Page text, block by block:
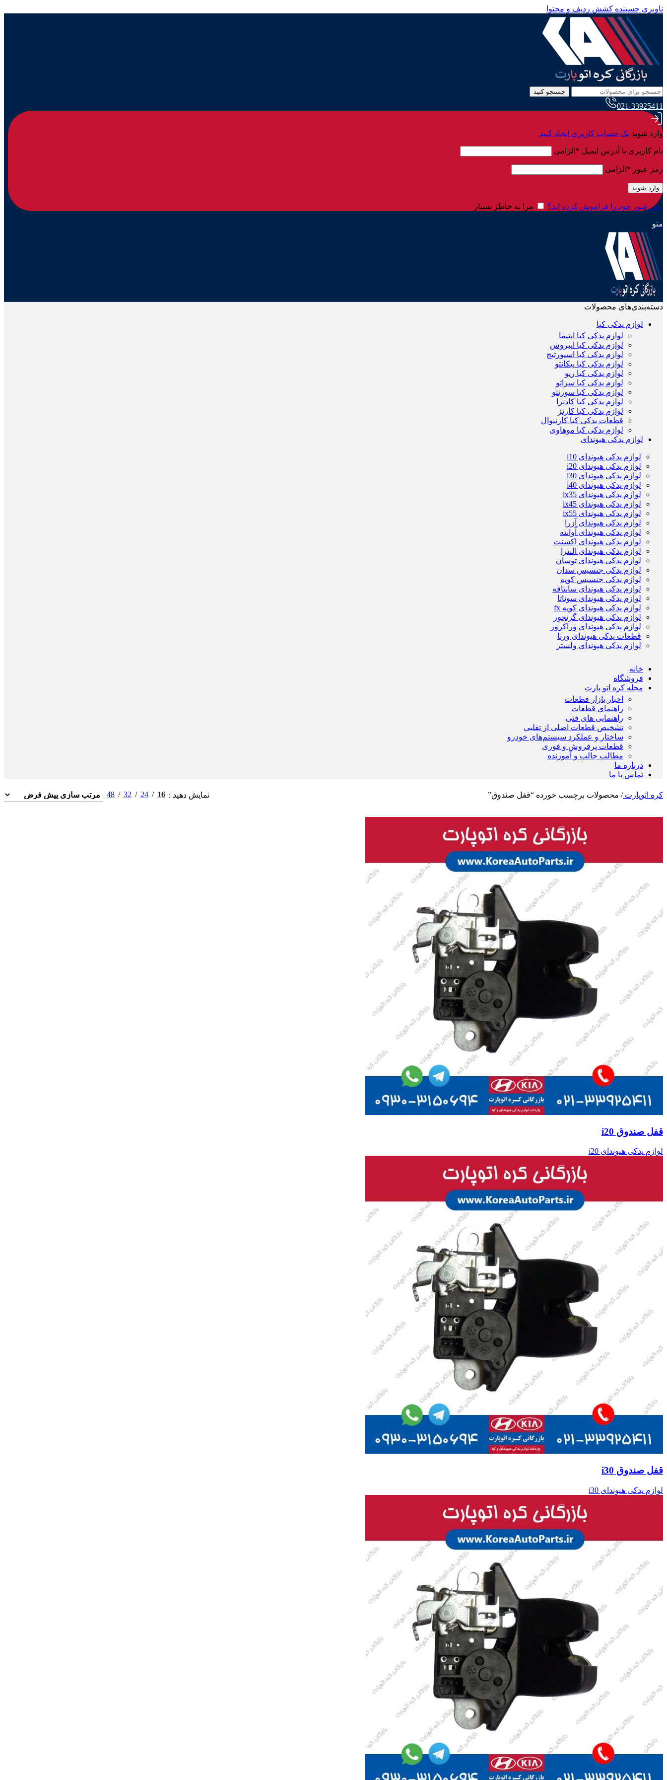
ناوبری چسبنده کشش ردیف و محتوا
جستجو کنید
021-33925411
وارد شوید یک حساب کاربری ایجاد کنید
نام کاربری یا آدرس ایمیل * الزامی
رمز عبور * الزامی
وارد شوید
رمز عبور خود را فراموش کرده اید؟ مرا به خاطر بسپار
منو
دسته‌بندی‌های محصولات
لوازم یدکی کیا
لوازم یدکی کیا اپتیما
لوازم یدکی کیا اپیروس
لوازم یدکی کیا اسپورتیج
لوازم یدکی کیا پیکانتو
لوازم یدکی کیا ریو
لوازم یدکی کیا سراتو
لوازم یدکی کیا سورنتو
لوازم یدکی کیا کادنزا
لوازم یدکی کیا کارنز
قطعات یدکی کیا کارنیوال
لوازم یدکی کیا موهاوی
لوازم یدکی هیوندای
لوازم یدکی هیوندای i10
لوازم یدکی هیوندای i20
لوازم یدکی هیوندای i30
لوازم یدکی هیوندای i40
لوازم یدکی هیوندای ix35
لوازم یدکی هیوندای ix45
لوازم یدکی هیوندای ix55
لوازم یدکی هیوندای آزرا
لوازم یدکی هیوندای آوانته
لوازم یدکی هیوندای اکسنت
لوازم یدکی هیوندای النترا
لوازم یدکی هیوندای توسان
لوازم یدکی جنسیس سدان
لوازم یدکی جنسیس کوپه
لوازم یدکی هیوندای سانتافه
لوازم یدکی هیوندای سوناتا
لوازم یدکی هیوندای کوپه fx
لوازم یدکی هیوندای گرنجور
لوازم یدکی هیوندای وراکروز
قطعات یدکی هیوندای ورنا
لوازم یدکی هیوندای ولستر
خانه
فروشگاه
مجله کره اتو پارت
اخبار بازار قطعات
راهنمای قطعات
راهنمایی های فنی
تشخیص قطعات اصلی از تقلبی
ساختار و عملکرد سیستم‌های خودرو
قطعات پرفروش و فوری
مطالب جالب و آموزنده
درباره ما
تماس با ما
کره اتوپارت/ محصولات برچسب خورده “قفل صندوق” نمایش دهید 16
24
32
48
قفل صندوق i20
لوازم یدکی هیوندای i20
قفل صندوق i30
لوازم یدکی هیوندای i30